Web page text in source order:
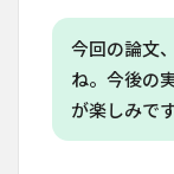
今回の論文
ね。今後の
が楽しみです